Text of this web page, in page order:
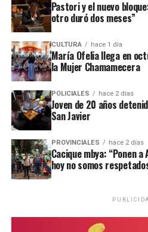
mayores novedades.
Pastori y el nuevo
otro duró dos meses”
CULTURA hace 1 día
María Ofelia llega en
la Mujer Chamamecera
POLICIALES hace 2 días
Joven de 20 años
San Javier
PROVINCIALES hace 2 días
Cacique mbya: “Ponen
hoy no somos